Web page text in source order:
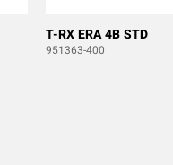
T-RX ERA 4B STD
951363-400